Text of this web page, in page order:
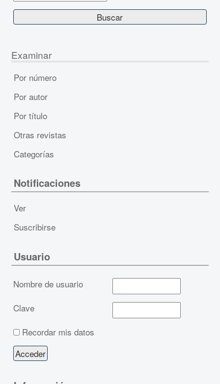
Examinar
Por número
Por autor
Por título
Otras revistas
Categorías
Notificaciones
Ver
Suscribirse
Usuario
Nombre de usuario
Clave
Recordar mis datos